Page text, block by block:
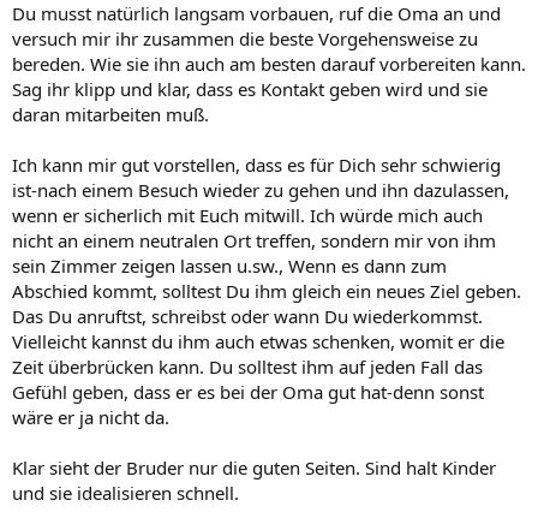
Du musst natürlich langsam vorbauen, ruf die Oma an und
versuch mir ihr zusammen die beste Vorgehensweise zu
bereden. Wie sie ihn auch am besten darauf vorbereiten kann.
Sag ihr klipp und klar, dass es Kontakt geben wird und sie
daran mitarbeiten muß.
Ich kann mir gut vorstellen, dass es für Dich sehr schwierig
ist-nach einem Besuch wieder zu gehen und ihn dazulassen,
wenn er sicherlich mit Euch mitwill. Ich würde mich auch
nicht an einem neutralen Ort treffen, sondern mir von ihm
sein Zimmer zeigen lassen u.sw., Wenn es dann zum
Abschied kommt, solltest Du ihm gleich ein neues Ziel geben.
Das Du anruftst, schreibst oder wann Du wiederkommst.
Vielleicht kannst du ihm auch etwas schenken, womit er die
Zeit überbrücken kann. Du solltest ihm auf jeden Fall das
Gefühl geben, dass er es bei der Oma gut hat-denn sonst
wäre er ja nicht da.
Klar sieht der Bruder nur die guten Seiten. Sind halt Kinder
und sie idealisieren schnell.